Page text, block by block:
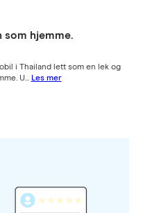
som hjemme.
i Thailand lett som en lek og
U... Les mer